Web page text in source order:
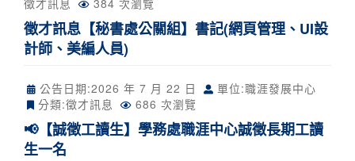
徵才訊息 384 次瀏覽
徵才訊息【秘書處公關組】書記(網頁管理、UI設
計師、美編人員)
公告日期:2026 年 7 月 22 日
單位:職涯發展中心
分類:徵才訊息 686 次瀏覽
📢【誠徵工讀生】學務處職涯中心誠徵長期工讀
生一名